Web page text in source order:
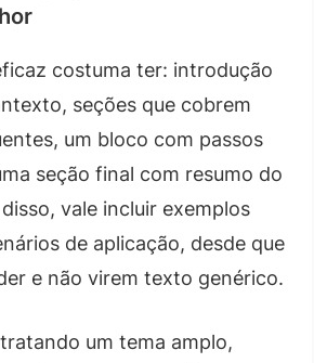
costuma ter: introdução
seções que cobrem
um bloco com passos
seção final com resumo do
vale incluir exemplos
de aplicação, desde que
e não virem texto genérico.
um tema amplo,